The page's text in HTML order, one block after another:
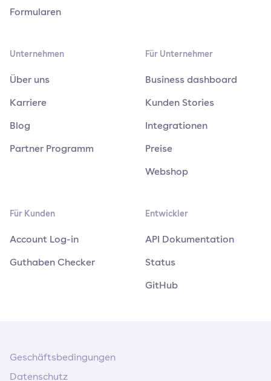
Formularen
Unternehmen
Über uns
Karriere
Blog
Partner Programm
Für Unternehmer
Business dashboard
Kunden Stories
Integrationen
Preise
Webshop
Für Kunden
Account Log-in
Guthaben Checker
Entwickler
API Dokumentation
Status
GitHub
Geschäftsbedingungen
Datenschutz